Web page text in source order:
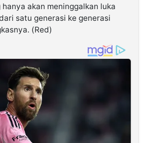
akan meninggalkan luka
satu generasi ke generasi
(Red)